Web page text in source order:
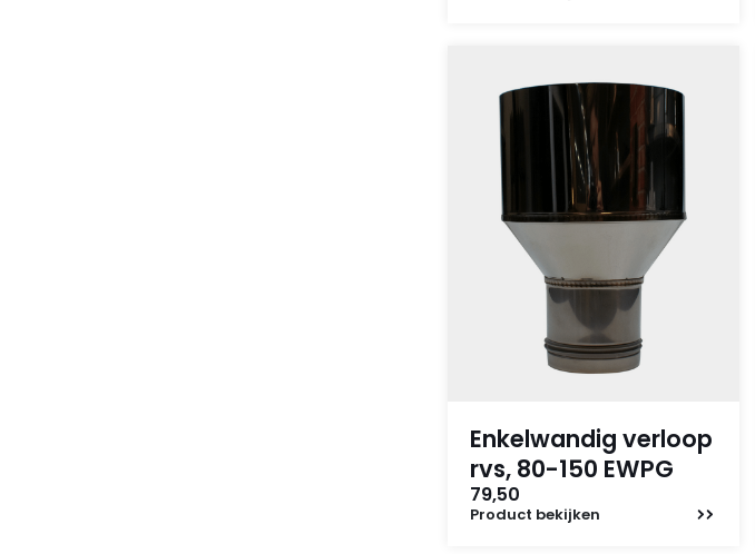
Enkelwandig verloop
rvs, 80-150 EWPG
79,50
Product bekijken